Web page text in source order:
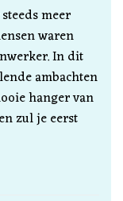
meer
waren
In dit
ambachten
hanger van
zul je eerst